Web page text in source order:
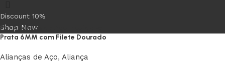
Discount 10%
Shop Now
Par Alianças de Aço Inoxidável
Prata 6MM com Filete Dourado
Alianças de Aço, Aliança